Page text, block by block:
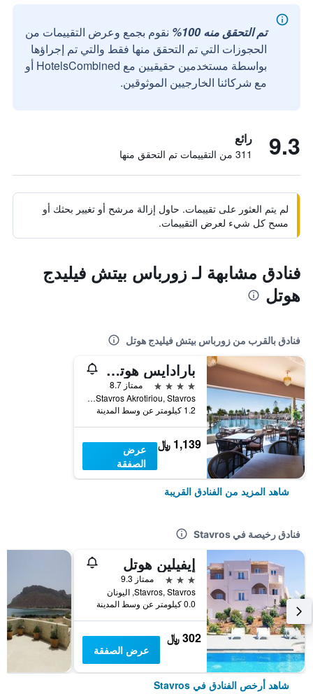
تم التحقق منه 100%
نقوم بجمع وعرض التقييمات من
الحجوزات التي تم التحقق منها فقط والتي تم إجراؤها
بواسطة مستخدمين حقيقيين مع HotelsCombined أو
مع شركائنا الخارجيين الموثوقين.
9.3 رائع
311 من التقييمات تم التحقق منها
لم يتم العثور على تقييمات. حاول إزالة مرشح أو تغيير بحثك أو
مسح كل شيء لعرض التقييمات.
فنادق مشابهة لـ زورباس بيتش فيليدج
هوتل
فنادق بالقرب من زورباس بيتش فيليدج هوتل
بارادايس هوتل لاكشري سويتس
4 نجوم
ممتاز 8.7
Stavros Akrotiriou, Stavros, اليونان
1.2 كيلومتر عن وسط المدينة
1,139 ﷼
عرض
الصفقة
شاهد المزيد من الفنادق القريبة
فنادق رخيصة في Stavros
إيفيلين هوتل
3 نجوم
ممتاز 9.3
Stavros, Stavros, اليونان
0.0 كيلومتر عن وسط المدينة
302 ﷼
عرض الصفقة
شاهد أرخص الفنادق في Stavros